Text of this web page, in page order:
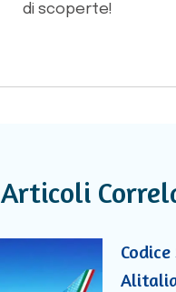
di scoperte!
Articoli